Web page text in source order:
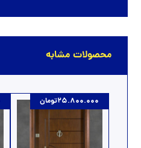
محصولات مشابه
25.800.000تومان